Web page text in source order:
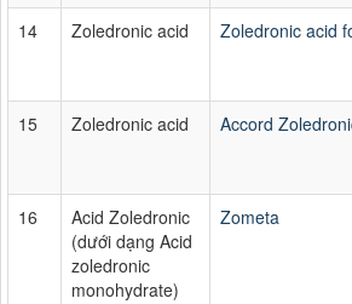
14 Zoledronic acid Zoledronic acid
15 Zoledronic acid Accord
16
Acid Zoledronic
(dưới dạng Acid
zoledronic
monohydrate)
Zometa